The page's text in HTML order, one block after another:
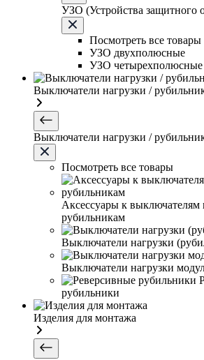
УЗО (Устройства защитного
Посмотреть все товары
УЗО двухполюсные
УЗО четырехполюсные
Выключатели нагрузки /
Выключатели нагрузки /
Посмотреть все товары
Аксессуары к выключателям
рубильникам
Выключатели нагрузки
Выключатели нагрузки
рубильники
Изделия для монтажа